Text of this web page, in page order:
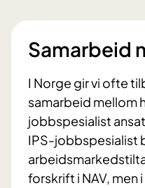
Samarbeid
I Norge gir vi ofte
samarbeid mellom
jobbspesialist
IPS-jobbspesialist
forskrift i NAV,